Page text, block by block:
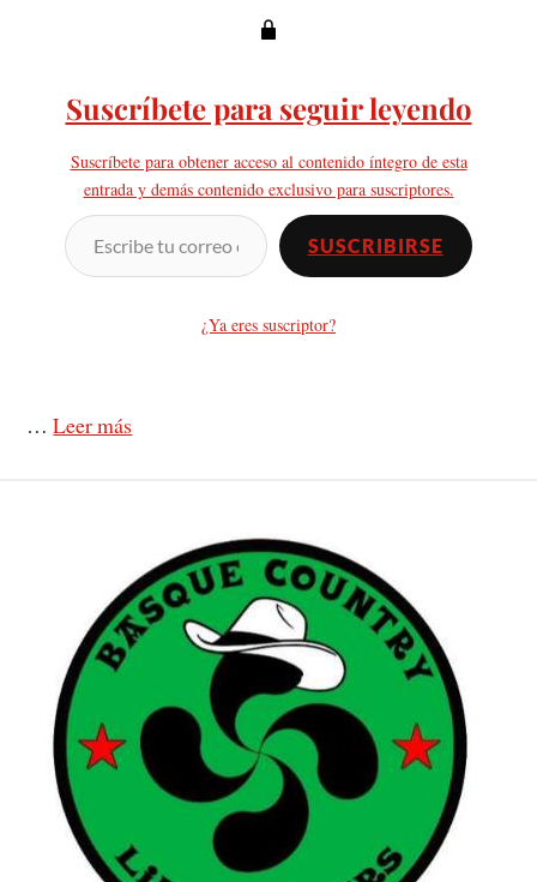
Suscríbete para seguir leyendo
Suscríbete para obtener acceso al contenido íntegro de esta
entrada y demás contenido exclusivo para suscriptores.
SUSCRIBIRSE
¿Ya eres suscriptor?
…Leer más